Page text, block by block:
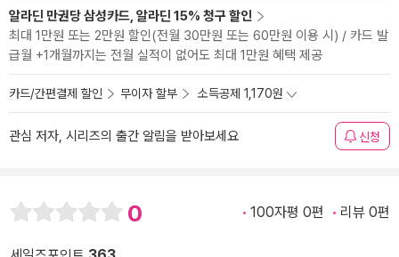
알라딘 만권당 삼성카드, 알라딘 15% 청구 할인
최대 1만원 또는 2만원 할인(전월 30만원 또는 60만원 이용 시) / 카드 발
급월 +1개월까지는 전월 실적이 없어도 최대 1만원 혜택 제공
카드/간편결제 할인 무이자 할부 소득공제 1,170원
관심 저자, 시리즈의 출간 알림을 받아보세요 신청
0 100자평 0편 리뷰 0편